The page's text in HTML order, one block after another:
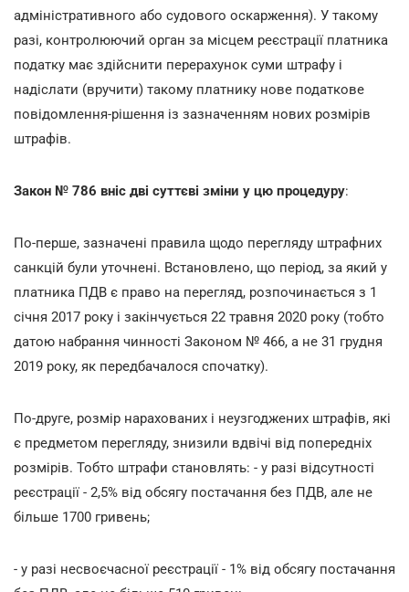
адміністративного або судового оскарження). У такому
разі, контролюючий орган за місцем реєстрації платника
податку має здійснити перерахунок суми штрафу і
надіслати (вручити) такому платнику нове податкове
повідомлення-рішення із зазначенням нових розмірів
штрафів.
Закон № 786 вніс дві суттєві зміни у цю процедуру:
По-перше, зазначені правила щодо перегляду штрафних
санкцій були уточнені. Встановлено, що період, за який у
платника ПДВ є право на перегляд, розпочинається з 1
січня 2017 року і закінчується 22 травня 2020 року (тобто
датою набрання чинності Законом № 466, а не 31 грудня
2019 року, як передбачалося спочатку).
По-друге, розмір нарахованих і неузгоджених штрафів, які
є предметом перегляду, знизили вдвічі від попередніх
розмірів. Тобто штрафи становлять: - у разі відсутності
реєстрації - 2,5% від обсягу постачання без ПДВ, але не
більше 1700 гривень;
- у разі несвоєчасної реєстрації - 1% від обсягу постачання